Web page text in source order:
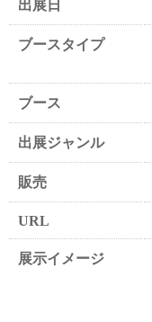
出展日
ブースタイプ
ブース
出展ジャンル
販売
URL
展示イメージ